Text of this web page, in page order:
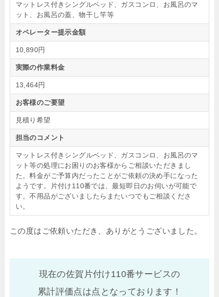
マットレス付きシングルベッド、ガスコンロ、お風呂のマ
ット、お風呂の蓋、物干し竿等
オペレーター提示金額
10,890円
実際の作業料金
13,464円
お客様のご要望
見積り希望
担当のコメント
マットレス付きシングルベッド、ガスコンロ、お風呂のマ
ット等の処理にお困りのお客様からご相談いただきまし
た。料金がご予算内だったことがご依頼の決め手になった
ようです。片付け110番では、最短即日のお伺いが可能で
す。不用品がございましたらまたいつでもご相談くださ
い。
この度はご依頼いただき、ありがとうございました。
現在の佐賀片付け110番サービスの
累計評価点は点となっております！